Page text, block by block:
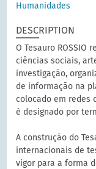
Humanidades
DESCRIPTION
O Tesauro ROSSIO
ciências sociais,
investigação,
de informação na
colocado em redes
é designado por
A construção do
internacionais de
vigor para a forma